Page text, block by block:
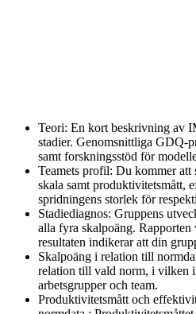
Teori: En kort beskrivning av
stadier. Genomsnittliga GDQ-
samt forskningsstöd för
Teamets profil: Du kommer
skala samt produktivitetsmått,
spridningens storlek för
Stadiediagnos: Gruppens
alla fyra skalpoäng.
resultaten indikerar att din
Skalpoäng i relation till
relation till vald norm, i vilken
arbetsgrupper och team.
Produktivitetsmått och